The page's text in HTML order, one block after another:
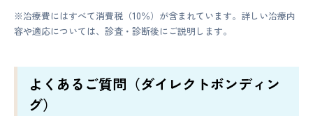
※治療費にはすべて消費税（10％）が含まれています。詳しい治療内
容や適応については、診査・診断後にご説明します。
よくあるご質問（ダイレクトボンディン
グ）